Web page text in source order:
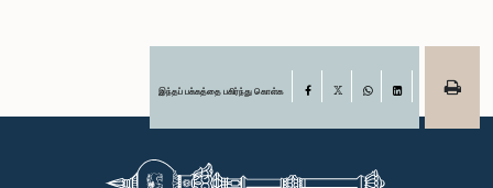
இந்தப் பக்கத்தை பகிர்ந்து கொள்க Facebook